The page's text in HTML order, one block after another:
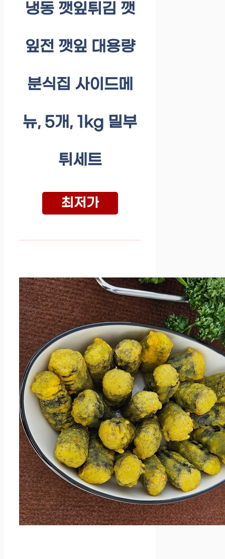
냉동 깻잎튀김 깻
잎전 깻잎 대용량
분식집 사이드메
뉴, 5개, 1kg 밀부
튀세트
최저가